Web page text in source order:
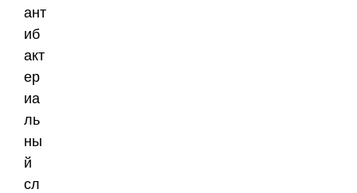
ант
иб
акт
ер
иа
ль
ны
й
сл